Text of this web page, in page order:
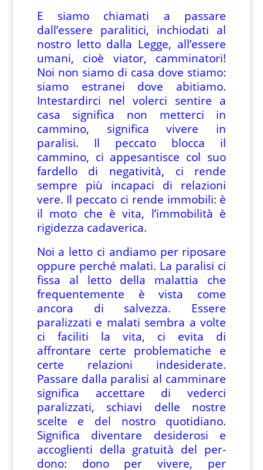
E siamo chiamati a passare
dall’essere paralitici, inchiodati al
nostro letto dalla Legge, all’essere
umani, cioè viator, camminatori!
Noi non siamo di casa dove stiamo:
siamo estranei dove abitiamo.
Intestardirci nel volerci sentire a
casa significa non metterci in
cammino, significa vivere in
paralisi. Il peccato blocca il
cammino, ci appesantisce col suo
fardello di negatività, ci rende
sempre più incapaci di relazioni
vere. Il peccato ci rende immobili: è
il moto che è vita, l’immobilità è
rigidezza cadaverica.
Noi a letto ci andiamo per riposare
oppure perché malati. La paralisi ci
fissa al letto della malattia che
frequentemente è vista come
ancora di salvezza. Essere
paralizzati e malati sembra a volte
ci faciliti la vita, ci evita di
affrontare certe problematiche e
certe relazioni indesiderate.
Passare dalla paralisi al camminare
significa accettare di vederci
paralizzati, schiavi delle nostre
scelte e del nostro quotidiano.
Significa diventare desiderosi e
accoglienti della gratuità del per-
dono: dono per vivere, per